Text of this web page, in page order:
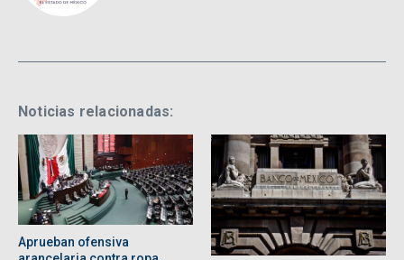
Noticias relacionadas:
Aprueban ofensiva